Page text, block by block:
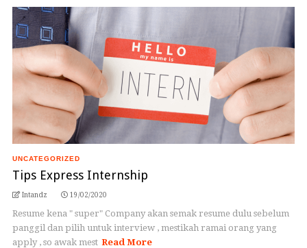
UNCATEGORIZED
Tips Express Internship
Intandz 19/02/2020
Resume kena " super" Company akan semak resume dulu sebelum
panggil dan pilih untuk interview , mestikah ramai orang yang
apply , so awak mest Read More